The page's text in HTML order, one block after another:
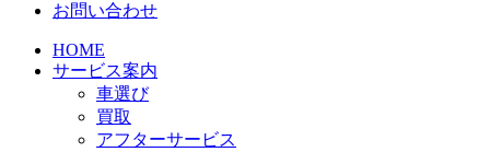
お問い合わせ
HOME
サービス案内
車選び
買取
アフターサービス